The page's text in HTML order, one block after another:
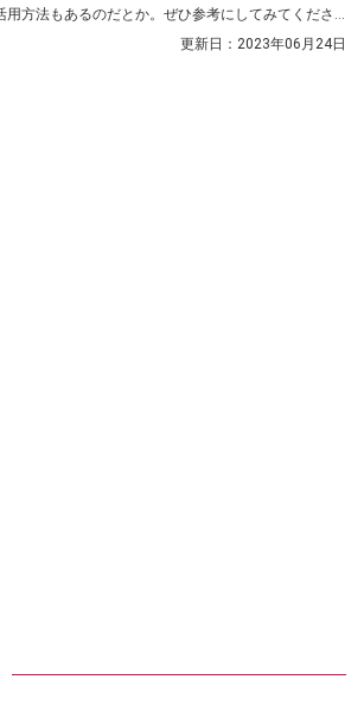
用方法もあるのだとか。ぜひ参考にしてみてくださ
更新日： 2023年06月24日